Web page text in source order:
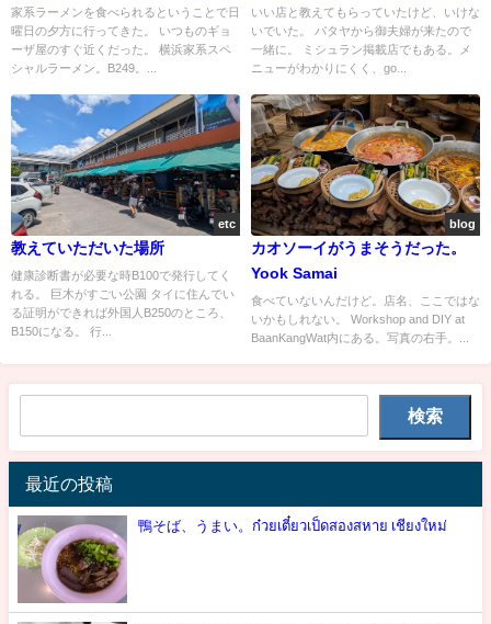
家系ラーメンを食べられるということで日
曜日の夕方に行ってきた。 いつものギョ
ーザ屋のすぐ近くだった。 横浜家系スペ
シャルラーメン。B249。...
ーム ร้านครัวเพชรดอยงาม ครัว
เมืองคลาสสิก
いい店と教えてもらっていたけど、いけな
いでいた。 パタヤから御夫婦が来たので
一緒に。 ミシュラン掲載店でもある。メ
ニューがわかりにくく、go...
etc
教えていただいた場所
健康診断書が必要な時B100で発行してく
れる。 巨木がすごい公園 タイに住んでい
る証明ができれば外国人B250のところ、
B150になる。 行...
blog
カオソーイがうまそうだった。
Yook Samai
食べていないんだけど。店名、ここではな
いかもしれない。 Workshop and DIY at
BaanKangWat内にある。写真の右手。...
検索
最近の投稿
鴨そば、うまい。ก๋วยเตี๋ยวเป็ดสองสหาย เชียงใหม่